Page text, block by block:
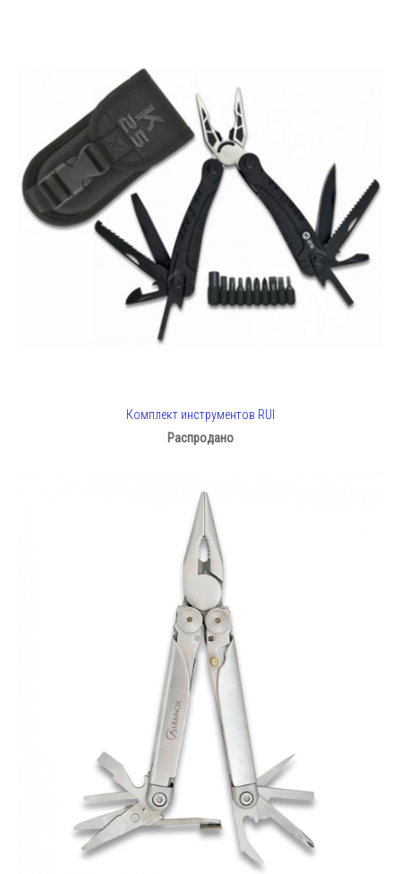
Комплект инструментов RUI
Распродано